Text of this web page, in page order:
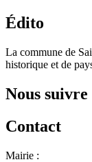
Édito
La commune de
historique et de
Nous suivre
Contact
Mairie :